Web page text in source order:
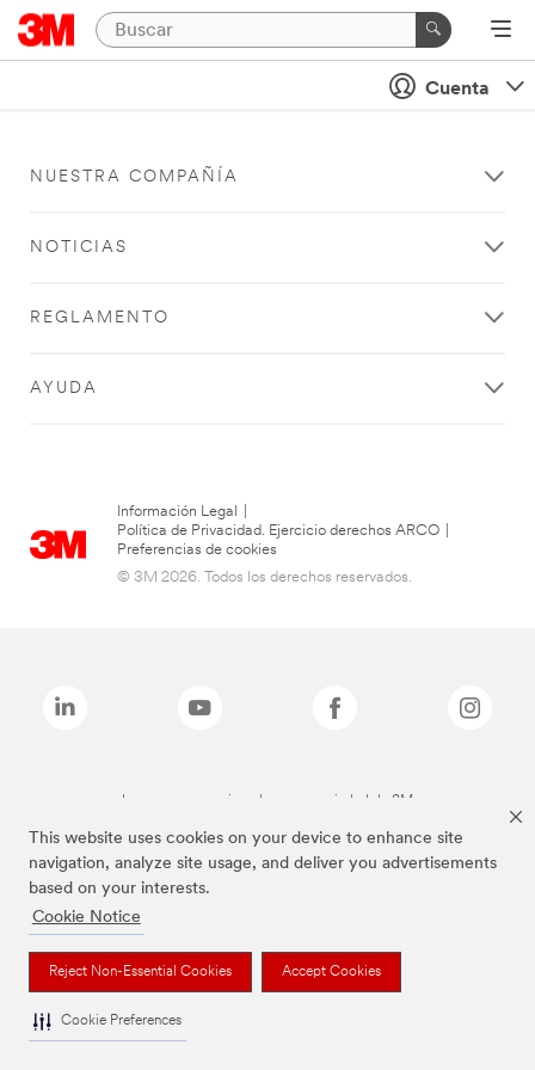
This website uses cookies on your device to enhance site
navigation, analyze site usage, and deliver you advertisements
based on your interests.
Cookie Notice
Reject Non-Essential Cookies Accept Cookies
Cookie Preferences
Cuenta
NUESTRA COMPAÑÍA
NOTICIAS
REGLAMENTO
AYUDA
Información Legal
Política de Privacidad. Ejercicio derechos ARCO
Preferencias de cookies
© 3M 2026. Todos los derechos reservados.
Las marcas mencionadas son propiedad de 3M